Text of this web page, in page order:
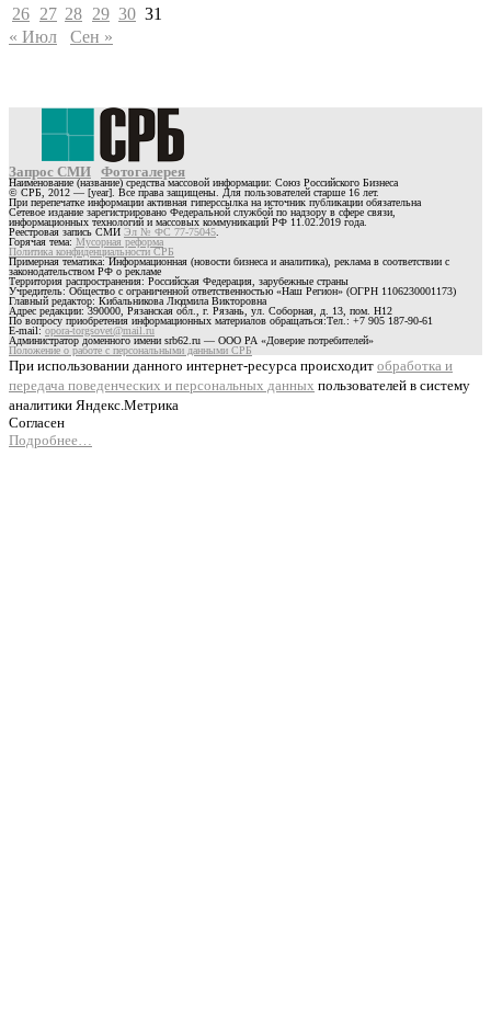
26 27 28 29 30 31
« Июл
Сен »
Запрос СМИ Фотогалерея
Наименование (название) средства массовой информации: Союз Российского Бизнеса
© СРБ, 2012 — [year]. Все права защищены. Для пользователей старше 16 лет.
При перепечатке информации активная гиперссылка на источник публикации обязательна
Сетевое издание зарегистрировано Федеральной службой по надзору в сфере связи,
информационных технологий и массовых коммуникаций РФ 11.02.2019 года.
Реестровая запись СМИ Эл № ФС 77-75045.
Горячая тема: Мусорная реформа
Политика конфиденциальности СРБ
Примерная тематика: Информационная (новости бизнеса и аналитика), реклама в соответствии с
законодательством РФ о рекламе
Территория распространения: Российская Федерация, зарубежные страны
Учредитель: Общество с ограниченной ответственностью «Наш Регион» (ОГРН 1106230001173)
Главный редактор: Кибальникова Людмила Викторовна
Адрес редакции: 390000, Рязанская обл., г. Рязань, ул. Соборная, д. 13, пом. Н12
По вопросу приобретения информационных материалов обращаться:Тел.: +7 905 187-90-61
E-mail: opora-torgsovet@mail.ru
Администратор доменного имени srb62.ru — ООО РА «Доверие потребителей»
Положение о работе с персональными данными СРБ
При использовании данного интернет-ресурса происходит обработка и
передача поведенческих и персональных данных пользователей в систему
аналитики Яндекс.Метрика
Согласен
Подробнее…